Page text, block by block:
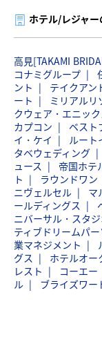
ホテル/レジャ
高見[TAKAMI
コナミグループ
ント
テイクアン
ート
ミリアルリ
クウェア・エニッ
カプコン
ベスト
イ・ケイ
ルート
タベウェディング
ュース
帝国ホテ
ト
ラウンドワン
ニヴェルセル
マ
ールディングス
ニバーサル・スタ
ティブドリームパ
業マネジメント
グス
ホテルオー
レスト
コーエー
ル
ブライズワー